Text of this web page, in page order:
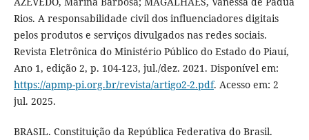
Rios. A responsabilidade civil dos influenciadores digitais
pelos produtos e serviços divulgados nas redes sociais.
Revista Eletrônica do Ministério Público do Estado do Piauí,
Ano 1, edição 2, p. 104-123, jul./dez. 2021. Disponível em:
https://apmp-pi.org.br/revista/artigo2-2.pdf. Acesso em: 2
jul. 2025.
BRASIL. Constituição da República Federativa do Brasil.